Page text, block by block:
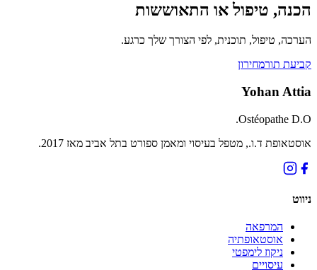
הכנה, טיפול או התאוששות
הערכה, טיפול, תוכנית, לפי הצורך שלך כרגע.
קביעת תורמחירון
Yohan Attia
Ostéopathe D.O.
אוסטאופת ד.ו., מטפל בעיסוי ומאמן ספורט בתל אביב מאז 2017.
ניווט
המרפאה
אוסטאופתיה
ניקוז לימפטי
עיסויים